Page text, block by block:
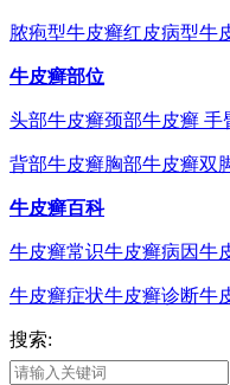
脓疱型牛皮癣红皮病型牛
牛皮癣部位
头部牛皮癣颈部牛皮癣 手
背部牛皮癣胸部牛皮癣双
牛皮癣百科
牛皮癣常识牛皮癣病因牛
牛皮癣症状牛皮癣诊断牛
搜索: